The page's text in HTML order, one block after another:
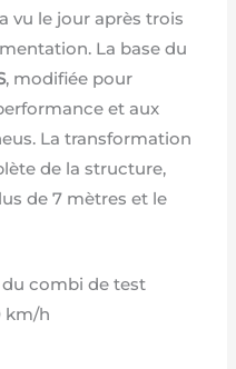
vu le jour après trois
La base du
, modifiée pour
et aux
La transformation
de la structure,
de 7 mètres et le
combi de test
km/h